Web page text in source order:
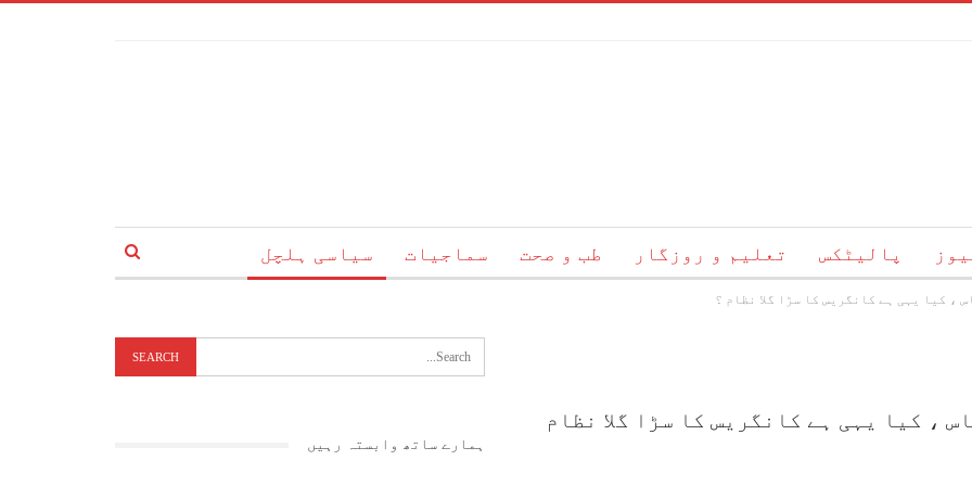
پالیٹکس تعلیم و روزگار طب و صحت سماجیات سیاسی ہلچل
ہمارے بارے میں رابطہ، کیا یہی ہے کانگریس کا سڑا گلا نظام ؟
، کیا یہی ہے کانگریس کا سڑا گلا نظام
ہمارے ساتھ وابستہ رہیں